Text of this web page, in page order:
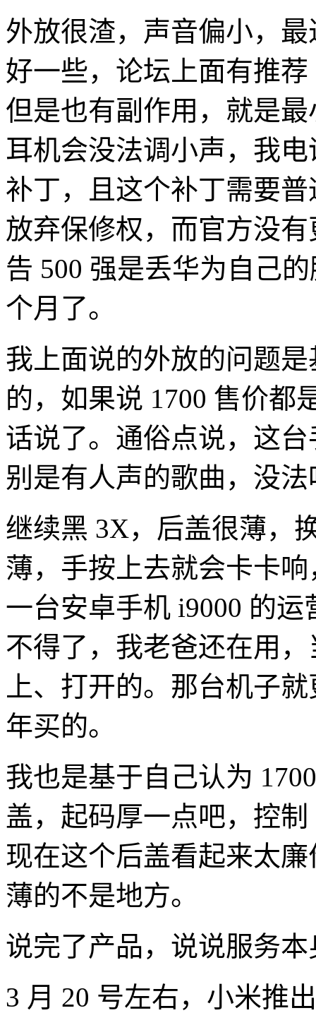
外放很渣，声音偏小，
好一些，论坛上面有推
但是也有副作用，就是
耳机会没法调小声，我
补丁，且这个补丁需要
放弃保修权，而官方没
告 500 强是丢华为自己
个月了。
我上面说的外放的问题
的，如果说 1700 售价都
话说了。通俗点说，这
别是有人声的歌曲，没法
继续黑 3X，后盖很薄，
薄，手按上去就会卡卡
一台安卓手机 i9000 的
不得了，我老爸还在用
上、打开的。那台机子
年买的。
我也是基于自己认为
盖，起码厚一点吧，控
现在这个后盖看起来太
薄的不是地方。
说完了产品，说说服务本
3 月 20 号左右，小米推